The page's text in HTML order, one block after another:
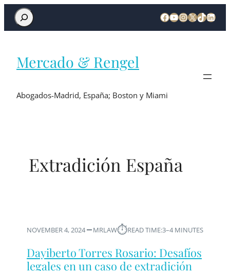
Mercado & Rengel
Abogados-Madrid, España; Boston y Miami
Extradición España
NOVEMBER 4, 2024 MRLAW⏱︎READ TIME:3–4 MINUTES
Dayiberto Torres Rosario: Desafíos
legales en un caso de extradición